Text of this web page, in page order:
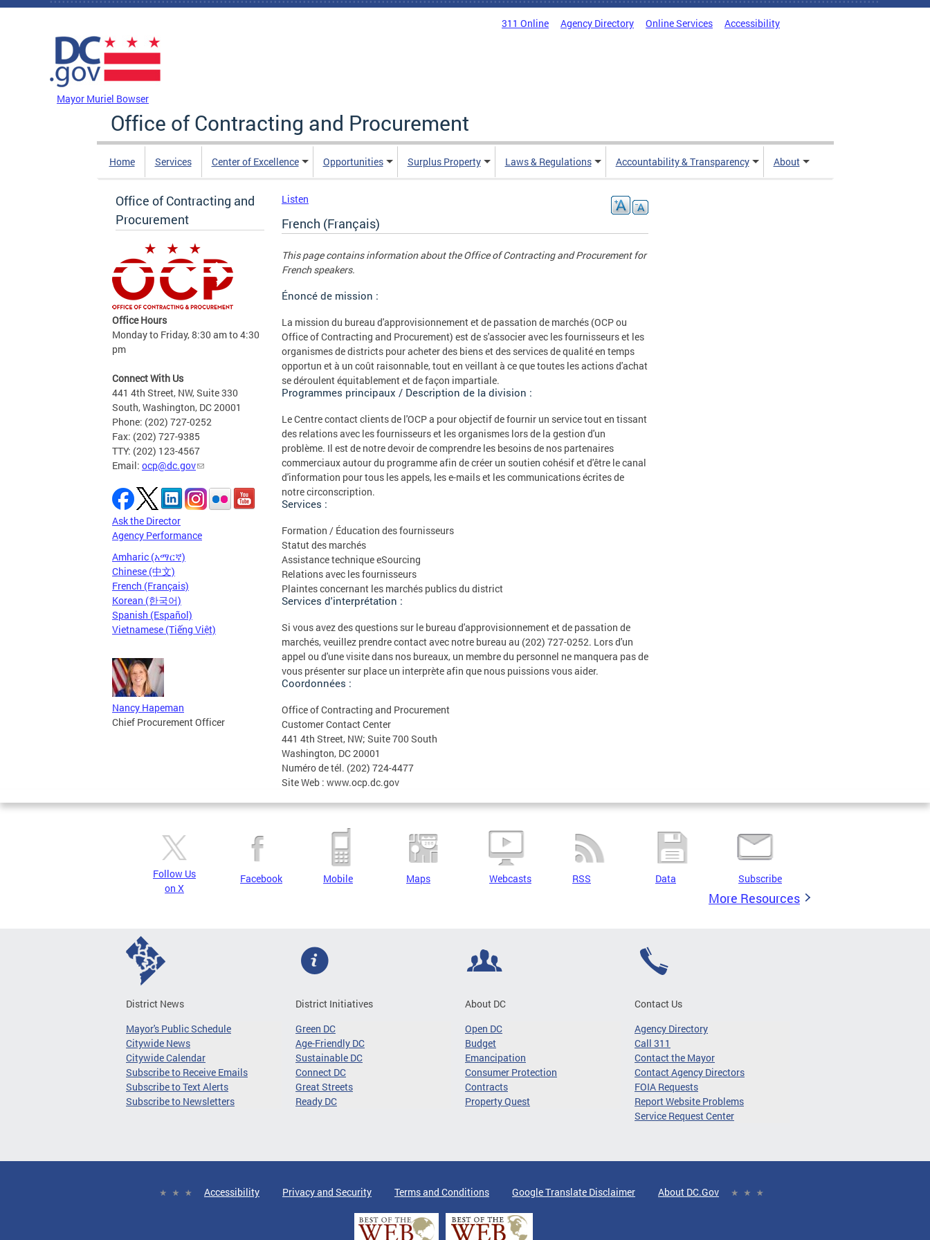
Skip to main content
311 Online Agency Directory Online Services Accessibility
Mayor Muriel Bowser
Office of Contracting and Procurement
Home Services Center of Excellence Opportunities Surplus Property Laws & Regulations Accountability & Transparency About
Office of Contracting and
Procurement
Office Hours
Monday to Friday, 8:30 am to 4:30
pm
Connect With Us
441 4th Street, NW, Suite 330
South, Washington, DC 20001
Phone: (202) 727-0252
Fax: (202) 727-9385
TTY: (202) 123-4567
Email: ocp@dc.gov
Ask the Director
Agency Performance
Amharic (አማርኛ)
Chinese (中文)
French (Français)
Korean (한국어)
Spanish (Español)
Vietnamese (Tiếng Việt)
Nancy Hapeman
Chief Procurement Officer
Listen
French (Français)
This page contains information about the Office of Contracting and Procurement for
French speakers.
Énoncé de mission :
La mission du bureau d'approvisionnement et de passation de marchés (OCP ou
Office of Contracting and Procurement) est de s'associer avec les fournisseurs et les
organismes de districts pour acheter des biens et des services de qualité en temps
opportun et à un coût raisonnable, tout en veillant à ce que toutes les actions d'achat
se déroulent équitablement et de façon impartiale.
Programmes principaux / Description de la division :
Le Centre contact clients de l'OCP a pour objectif de fournir un service tout en tissant
des relations avec les fournisseurs et les organismes lors de la gestion d'un
problème. Il est de notre devoir de comprendre les besoins de nos partenaires
commerciaux autour du programme afin de créer un soutien cohésif et d'être le canal
d'information pour tous les appels, les e-mails et les communications écrites de
notre circonscription.
Services :
Formation / Éducation des fournisseurs
Statut des marchés
Assistance technique eSourcing
Relations avec les fournisseurs
Plaintes concernant les marchés publics du district
Services d'interprétation :
Si vous avez des questions sur le bureau d'approvisionnement et de passation de
marchés, veuillez prendre contact avec notre bureau au (202) 727-0252. Lors d'un
appel ou d'une visite dans nos bureaux, un membre du personnel ne manquera pas de
vous présenter sur place un interprète afin que nous puissions vous aider.
Coordonnées :
Office of Contracting and Procurement
Customer Contact Center
441 4th Street, NW; Suite 700 South
Washington, DC 20001
Numéro de tél. (202) 724-4477
Site Web : www.ocp.dc.gov
Follow Us
on X
Facebook Mobile Maps Webcasts RSS Data Subscribe
More Resources
District News
Mayor's Public Schedule
Citywide News
Citywide Calendar
Subscribe to Receive Emails
Subscribe to Text Alerts
Subscribe to Newsletters
District Initiatives
Green DC
Age-Friendly DC
Sustainable DC
Connect DC
Great Streets
Ready DC
About DC
Open DC
Budget
Emancipation
Consumer Protection
Contracts
Property Quest
Contact Us
Agency Directory
Call 311
Contact the Mayor
Contact Agency Directors
FOIA Requests
Report Website Problems
Service Request Center
Accessibility Privacy and Security Terms and Conditions Google Translate Disclaimer About DC.Gov